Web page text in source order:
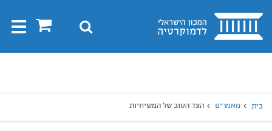
בית 0 חיפוש
בית מאמרים הצד הטוב של המשיחיות